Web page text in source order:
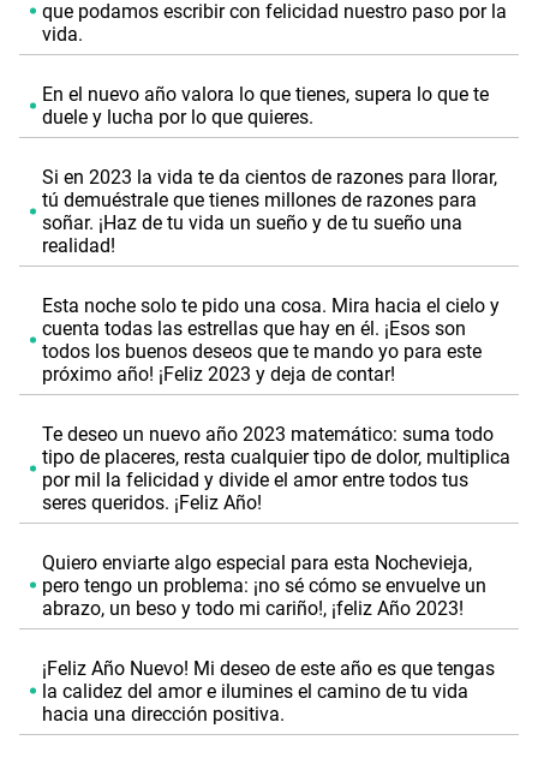
que podamos escribir con felicidad nuestro paso por la
vida.
En el nuevo año valora lo que tienes, supera lo que te
duele y lucha por lo que quieres.
Si en 2023 la vida te da cientos de razones para llorar,
tú demuéstrale que tienes millones de razones para
soñar. ¡Haz de tu vida un sueño y de tu sueño una
realidad!
Esta noche solo te pido una cosa. Mira hacia el cielo y
cuenta todas las estrellas que hay en él. ¡Esos son
todos los buenos deseos que te mando yo para este
próximo año! ¡Feliz 2023 y deja de contar!
Te deseo un nuevo año 2023 matemático: suma todo
tipo de placeres, resta cualquier tipo de dolor, multiplica
por mil la felicidad y divide el amor entre todos tus
seres queridos. ¡Feliz Año!
Quiero enviarte algo especial para esta Nochevieja,
pero tengo un problema: ¡no sé cómo se envuelve un
abrazo, un beso y todo mi cariño!, ¡feliz Año 2023!
¡Feliz Año Nuevo! Mi deseo de este año es que tengas
la calidez del amor e ilumines el camino de tu vida
hacia una dirección positiva.